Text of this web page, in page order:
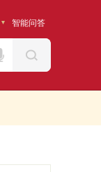
智能问答